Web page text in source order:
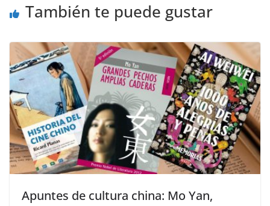
También te puede gustar
Apuntes de cultura china: Mo Yan,